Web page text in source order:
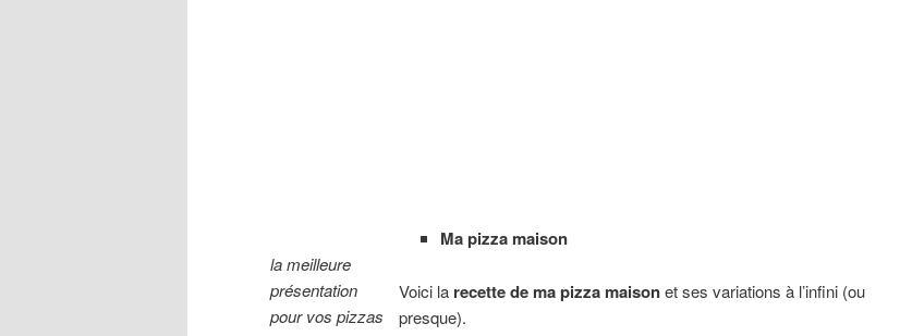
la meilleure
présentation
pour vos pizzas
Ma pizza maison
Voici la recette de ma pizza maisonet ses variations à l’infini (ou
presque).